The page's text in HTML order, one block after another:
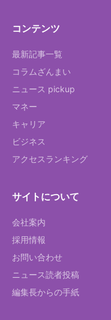
コンテンツ
最新記事一覧
コラムざんまい
ニュース pickup
マネー
キャリア
ビジネス
アクセスランキング
サイトについて
会社案内
採用情報
お問い合わせ
ニュース読者投稿
編集長からの手紙